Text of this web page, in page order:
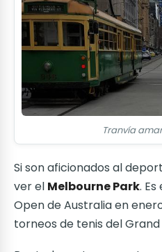
Tranvía
Si son aficionados al
ver el Melbourne Park.
Open de Australia en
torneos de tenis del Grand